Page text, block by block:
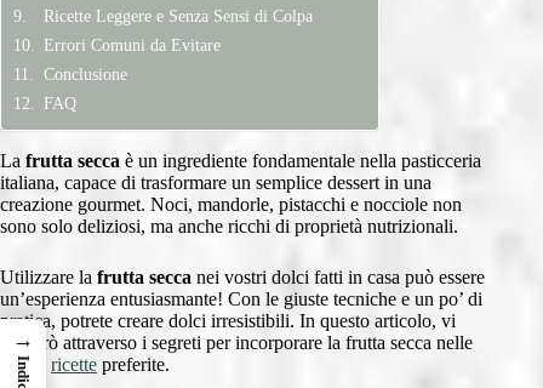
Ricette Leggere e Senza Sensi di Colpa
Errori Comuni da Evitare
Conclusione
FAQ
La frutta secca è un ingrediente fondamentale nella pasticceria
italiana, capace di trasformare un semplice dessert in una
creazione gourmet. Noci, mandorle, pistacchi e nocciole non
sono solo deliziosi, ma anche ricchi di proprietà nutrizionali.
Utilizzare la frutta secca nei vostri dolci fatti in casa può essere
un’esperienza entusiasmante! Con le giuste tecniche e un po’ di
pratica, potrete creare dolci irresistibili. In questo articolo, vi
guiderò attraverso i segreti per incorporare la frutta secca nelle
vostre ricette preferite.
→
Indice